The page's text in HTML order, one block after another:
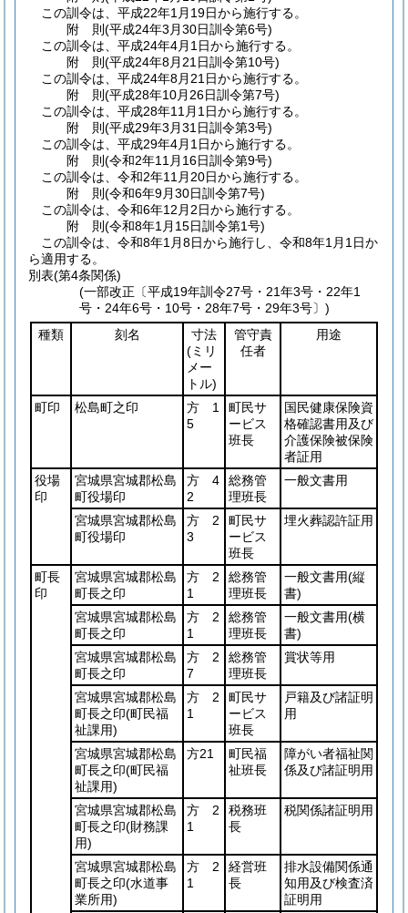
この訓令は、平成22年1月19日から施行する。
附 則(平成24年3月30日訓令第6号)
この訓令は、平成24年4月1日から施行する。
附 則(平成24年8月21日訓令第10号)
この訓令は、平成24年8月21日から施行する。
附 則(平成28年10月26日訓令第7号)
この訓令は、平成28年11月1日から施行する。
附 則(平成29年3月31日訓令第3号)
この訓令は、平成29年4月1日から施行する。
附 則(令和2年11月16日訓令第9号)
この訓令は、令和2年11月20日から施行する。
附 則(令和6年9月30日訓令第7号)
この訓令は、令和6年12月2日から施行する。
附 則(令和8年1月15日訓令第1号)
この訓令は、令和8年1月8日から施行し、令和8年1月1日か
ら適用する。
別表(第4条関係)
(一部改正〔平成19年訓令27号・21年3号・22年1
号・24年6号・10号・28年7号・29年3号〕)
種類
刻名
寸法
(ミリ
メー
トル)
管守責
任者
用途
町印 松島町之印
方 1
5
町民サ
ービス
班長
国民健康保険資
格確認書用及び
介護保険被保険
者証用
役場
印
宮城県宮城郡松島
町役場印
方 4
2
総務管
理班長
一般文書用
宮城県宮城郡松島
町役場印
方 2
3
町民サ
ービス
班長
埋火葬認許証用
町長
印
宮城県宮城郡松島
町長之印
方 2
1
総務管
理班長
一般文書用(縦
書)
宮城県宮城郡松島
町長之印
方 2
1
総務管
理班長
一般文書用(横
書)
宮城県宮城郡松島
町長之印
方 2
7
総務管
理班長
賞状等用
宮城県宮城郡松島
町長之印(町民福
祉課用)
方 2
1
町民サ
ービス
班長
戸籍及び諸証明
用
宮城県宮城郡松島
町長之印(町民福
祉課用)
方21
町民福
祉班長
障がい者福祉関
係及び諸証明用
宮城県宮城郡松島
町長之印(財務課
用)
方 2
1
税務班
長
税関係諸証明用
宮城県宮城郡松島
町長之印(水道事
業所用)
方 2
1
経営班
長
排水設備関係通
知用及び検査済
証明用